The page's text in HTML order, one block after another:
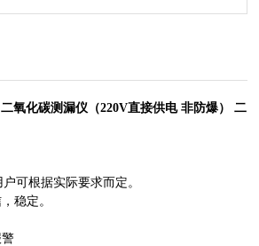
氧化碳测漏仪（220V直接供电 非防爆） 二
可根据实际要求而定。
稳定。